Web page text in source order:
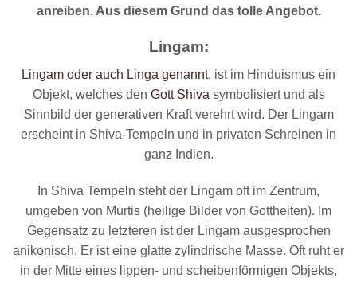
anreiben. Aus diesem Grund das tolle Angebot.
Lingam:
Lingam oder auch Linga genannt, ist im Hinduismus ein
Objekt, welches den Gott Shiva symbolisiert und als
Sinnbild der generativen Kraft verehrt wird. Der Lingam
erscheint in Shiva-Tempeln und in privaten Schreinen in
ganz Indien.
In Shiva Tempeln steht der Lingam oft im Zentrum,
umgeben von Murtis (heilige Bilder von Gottheiten). Im
Gegensatz zu letzteren ist der Lingam ausgesprochen
anikonisch. Er ist eine glatte zylindrische Masse. Oft ruht er
in der Mitte eines lippen- und scheibenförmigen Objekts,